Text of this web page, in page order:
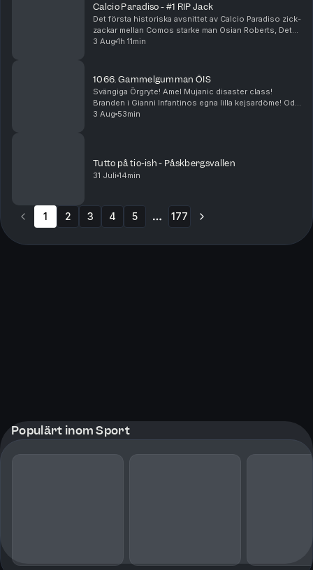
Calcio Paradiso - #1 RIP Jack
Det första historiska avsnittet av Calcio Paradiso zick-
zackar mellan Comos starke man Osian Roberts, Det
Nya Juve, Leaos ickebefintliga dragningskraft,
3 Aug 1h 11min
1066. Gammelgumman ÖIS
Svängiga Örgryte! Amel Mujanic disaster class!
Branden i Gianni Infantinos egna lilla kejsardöme! Ode
till Franco Baresi!
3 Aug 53min
Tutto på tio-ish - Påskbergsvallen
31 Juli 14min
1 2 3 4 5 177
Populärt inom Sport